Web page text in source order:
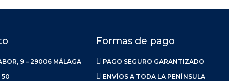
9 – 29006 MÁLAGA
50
Formas de pago
PAGO SEGURO GARANTIZADO
ENVÍOS A TODA LA PENÍNSULA